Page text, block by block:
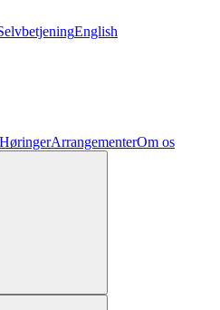
English
HøringerArrangementerOm os